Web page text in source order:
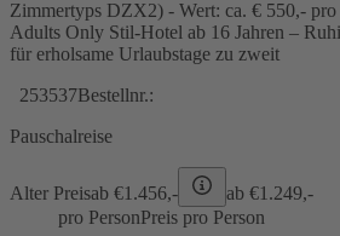
Zimmertyps DZX2) - Wert: ca. € 550,-
Adults Only Stil-Hotel ab 16 Jahren –
für erholsame Urlaubstage zu zweit
253537Bestellnr.:
Pauschalreise
Alter Preisab €1.456,- ab €1.249,-
pro PersonPreis pro Person